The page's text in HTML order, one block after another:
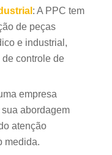
: A PPC tem
de peças
e industrial,
controle de
empresa
abordagem
atenção
medida.